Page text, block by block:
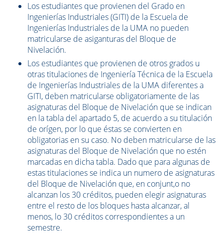
Los estudiantes que provienen del Grado en
Ingenierías Industriales (GITI) de la Escuela de
Ingenierías Industriales de la UMA no pueden
matricularse de asiganturas del Bloque de
Nivelación.
Los estudiantes que provienen de otros grados u
otras titulaciones de Ingeniería Técnica de la Escuela
de Ingenierías Industriales de la UMA diferentes a
GITI, deben matricularse obligatoriamente de las
asignaturas del Bloque de Nivelación que se indican
en la tabla del apartado 5, de acuerdo a su titulación
de orígen, por lo que éstas se convierten en
obligatorias en su caso. No deben matricularse de las
asignaturas del Bloque de Nivelación que no estén
marcadas en dicha tabla. Dado que para algunas de
estas titulaciones se indica un numero de asignaturas
del Bloque de Nivelación que, en conjunt,o no
alcanzan los 30 créditos, pueden elegir asignaturas
entre el resto de los bloques hasta alcanzar, al
menos, lo 30 créditos correspondientes a un
semestre.